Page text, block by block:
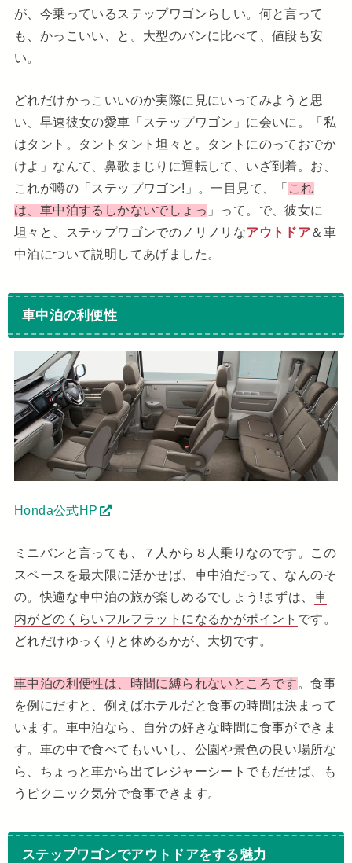
が、今乗っているステップワゴンらしい。何と言って
も、かっこいい、と。大型のバンに比べて、値段も安
い。
どれだけかっこいいのか実際に見にいってみようと思
い、早速彼女の愛車「ステップワゴン」に会いに。「私
はタント。タントタント坦々と。タントにのっておでか
けよ」なんて、鼻歌まじりに運転して、いざ到着。お、
これが噂の「ステップワゴン!」。一目見て、「 これ
は、車中泊するしかないでしょっ 」って。で、彼女に
坦々と、ステップワゴンでのノリノリなアウトドア＆車
中泊について説明してあげました。
車中泊の利便性
Honda公式HP
ミニバンと言っても、７人から８人乗りなのです。この
スペースを最大限に活かせば、車中泊だって、なんのそ
の。快適な車中泊の旅が楽しめるでしょう!まずは、 車
内がどのくらいフルフラットになるかがポイント です。
どれだけゆっくりと休めるかが、大切です。
車中泊の利便性は、時間に縛られないところです 。食事
を例にだすと、例えばホテルだと食事の時間は決まって
います。車中泊なら、自分の好きな時間に食事ができま
す。車の中で食べてもいいし、公園や景色の良い場所な
ら、ちょっと車から出てレジャーシートでもだせば、も
うピクニック気分で食事できます。
ステップワゴンでアウトドアをする魅力